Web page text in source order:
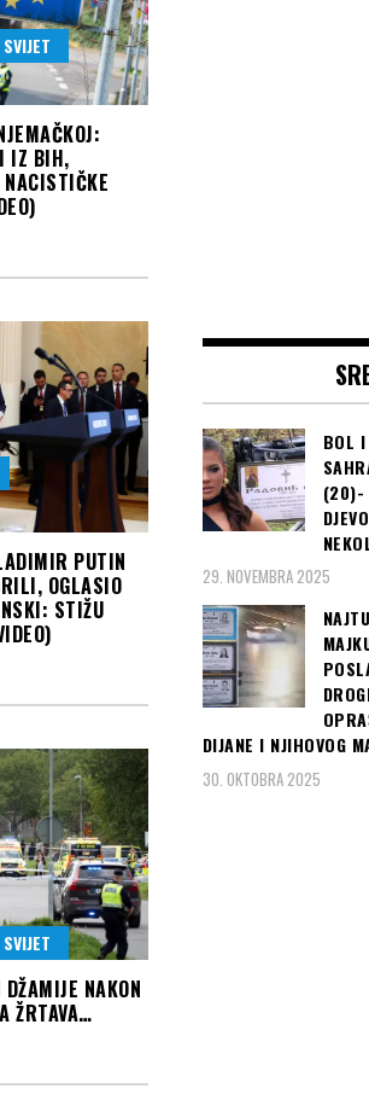
SVIJET
IZ BIH,
PUTIN
OGLASIO
STIŽU
SVIJET
NAKON
ŽRTAVA…
BOL
(20)-
29. NOVEMBRA 2025
DIJANE I NJIHOVOG
30. OKTOBRA 2025